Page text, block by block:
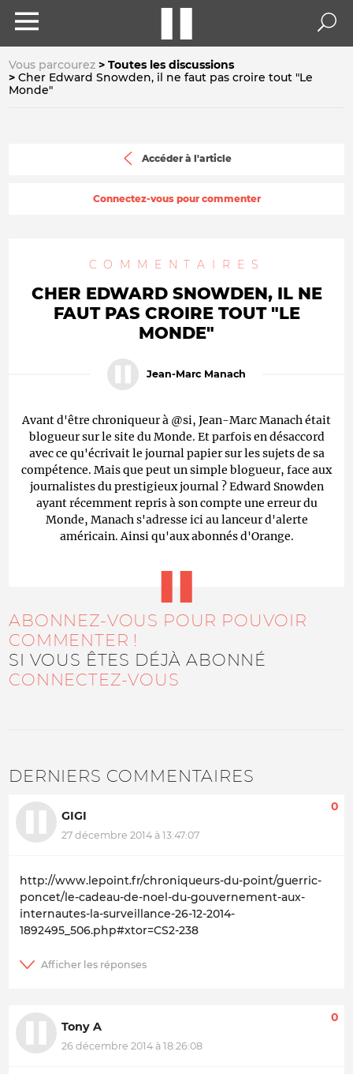
Vous parcourez
Toutes les discussions
Cher Edward Snowden, il ne faut pas croire tout "Le
Monde"
Accéder à l'article
Connectez-vous pour commenter
COMMENTAIRES
CHER EDWARD SNOWDEN, IL NE
FAUT PAS CROIRE TOUT "LE
MONDE"
Jean-Marc Manach
Avant d'être chroniqueur à @si, Jean-Marc Manach était
blogueur sur le site du Monde. Et parfois en désaccord
avec ce qu'écrivait le journal papier sur les sujets de sa
compétence. Mais que peut un simple blogueur, face aux
journalistes du prestigieux journal ? Edward Snowden
ayant récemment repris à son compte une erreur du
Monde, Manach s'adresse ici au lanceur d'alerte
américain. Ainsi qu'aux abonnés d'Orange.
ABONNEZ-VOUS POUR POUVOIR
COMMENTER !
SI VOUS ÊTES DÉJÀ ABONNÉ
CONNECTEZ-VOUS
DERNIERS COMMENTAIRES
GIGI
27 décembre 2014 à 13:47:07
0
http://www.lepoint.fr/chroniqueurs-du-point/guerric-
poncet/le-cadeau-de-noel-du-gouvernement-aux-
internautes-la-surveillance-26-12-2014-
1892495_506.php#xtor=CS2-238
Tony A
26 décembre 2014 à 18:26:08
0